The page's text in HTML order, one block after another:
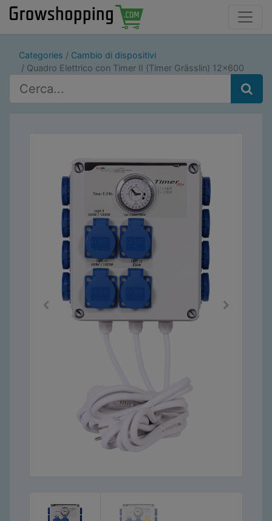
Categories
Cambio di dispositivi
Quadro Elettrico con Timer II (Timer Grässlin) 12x600